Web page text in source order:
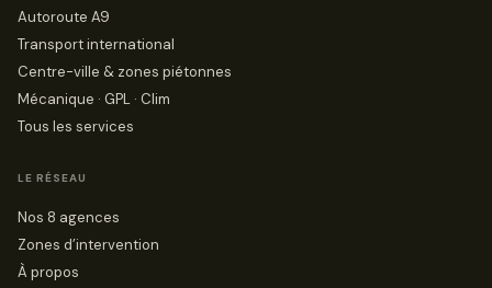
Autoroute A9
Transport international
Centre-ville & zones piétonnes
Mécanique · GPL · Clim
Tous les services
LE RÉSEAU
Nos 8 agences
Zones d’intervention
À propos